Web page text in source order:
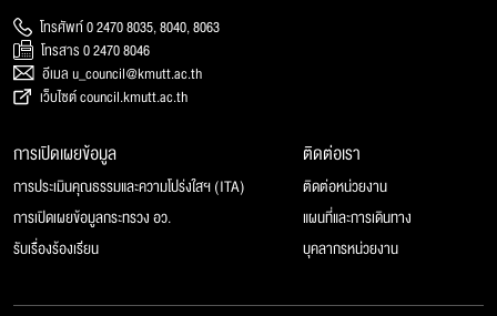
โทรศัพท์ 0 2470 8035, 8040, 8063
โทรสาร 0 2470 8046
อีเมล u_council@kmutt.ac.th
เว็บไซต์ council.kmutt.ac.th
การเปิดเผยข้อมูล
การประเมินคุณธรรมและความโปร่งใสฯ (ITA)
การเปิดเผยข้อมูลกระทรวง อว.
รับเรื่องร้องเรียน
ติดต่อเรา
ติดต่อหน่วยงาน
แผนที่และการเดินทาง
บุคลากรหน่วยงาน